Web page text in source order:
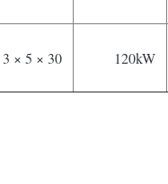
120kW 30 × 5 × 3 متر